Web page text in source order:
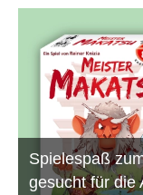
Spielespaß
gesucht für die